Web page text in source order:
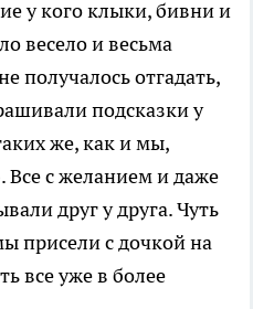
у кого клыки, бивни и
весело и весьма
получалось отгадать,
подсказки у
же, как и мы,
Все с желанием и даже
друг у друга. Чуть
присели с дочкой на
все уже в более